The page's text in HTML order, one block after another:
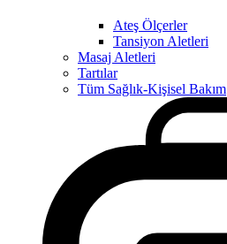
Ateş Ölçerler
Tansiyon Aletleri
Masaj Aletleri
Tartılar
Tüm Sağlık-Kişisel Bakım